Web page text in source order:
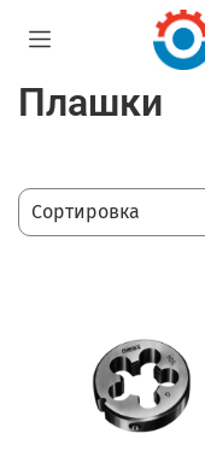
Плашки